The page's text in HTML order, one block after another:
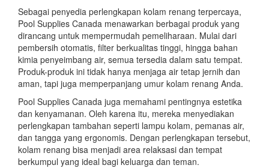
Sebagai penyedia perlengkapan kolam renang terpercaya,
Pool Supplies Canada menawarkan berbagai produk yang
dirancang untuk mempermudah pemeliharaan. Mulai dari
pembersih otomatis, filter berkualitas tinggi, hingga bahan
kimia penyeimbang air, semua tersedia dalam satu tempat.
Produk-produk ini tidak hanya menjaga air tetap jernih dan
aman, tapi juga memperpanjang umur kolam renang Anda.
Pool Supplies Canada juga memahami pentingnya estetika
dan kenyamanan. Oleh karena itu, mereka menyediakan
perlengkapan tambahan seperti lampu kolam, pemanas air,
dan tangga yang ergonomis. Dengan perlengkapan tersebut,
kolam renang bisa menjadi area relaksasi dan tempat
berkumpul yang ideal bagi keluarga dan teman.